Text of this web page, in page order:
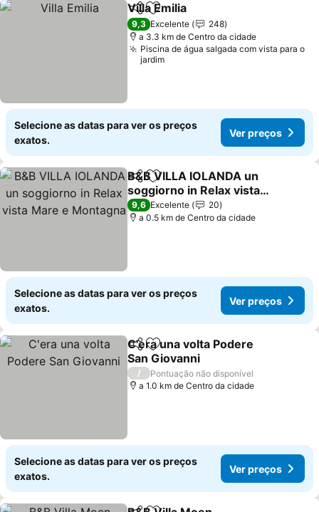
PartilharAdicionar aos favoritos
Villa Emilia
9,3 Excelente
248
a 3.3 km de Centro da cidade
Piscina de água salgada com vista para o
jardim
Selecione as datas para ver os preços
exatos.
Ver preços
PartilharAdicionar aos favoritos
B&B VILLA IOLANDA un
soggiorno in Relax vista
Mare e Montagna
Ver preços
9,6 Excelente
20
a 0.5 km de Centro da cidade
Selecione as datas para ver os preços
exatos.
Ver preços
PartilharAdicionar aos favoritos
C'era una volta Podere
San Giovanni
Ver preços
/
Pontuação não disponível
a 1.0 km de Centro da cidade
Selecione as datas para ver os preços
exatos.
Ver preços